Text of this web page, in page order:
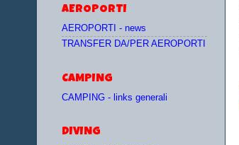
AEROPORTI
AEROPORTI - news
TRANSFER DA/PER AEROPORTI
CAMPING
CAMPING - links generali
DIVING